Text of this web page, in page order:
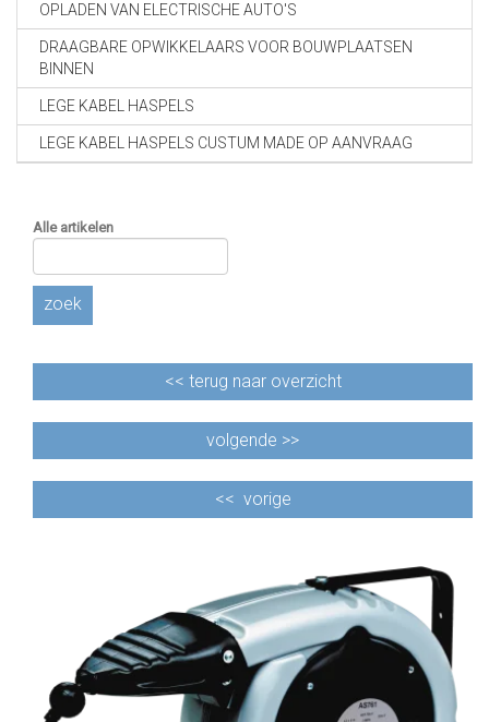
OPLADEN VAN ELECTRISCHE AUTO'S
DRAAGBARE OPWIKKELAARS VOOR BOUWPLAATSEN
BINNEN
LEGE KABEL HASPELS
LEGE KABEL HASPELS CUSTUM MADE OP AANVRAAG
Alle artikelen
zoek
<< terug naar overzicht
volgende >>
<< vorige